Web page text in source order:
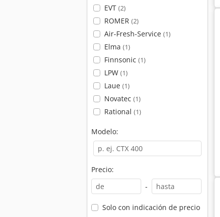
EVT (2)
ROMER (2)
Air-Fresh-Service (1)
Elma (1)
Finnsonic (1)
LPW (1)
Laue (1)
Novatec (1)
Rational (1)
Modelo:
Precio:
-
Solo con indicación de precio